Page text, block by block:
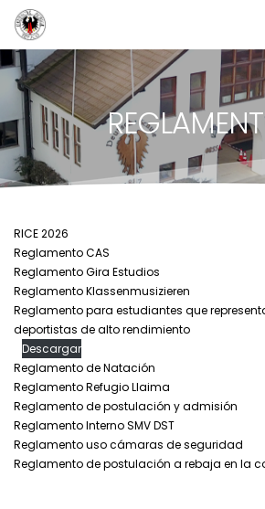
RICE 2026
Reglamento CAS
Reglamento Gira Estudios
Reglamento Klassenmusizieren
Reglamento para estudiantes que
deportistas de alto rendimiento
Descargar
Reglamento de Natación
Reglamento Refugio Llaima
Reglamento de postulación y admisión
Reglamento Interno SMV DST
Reglamento uso cámaras de seguridad
Reglamento de postulación a rebaja en la